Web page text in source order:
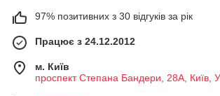
97% позитивних з 30 відгуків за рік
Працює з 24.12.2012
м. Київ
проспект Степана Бандери, 28А, Київ,